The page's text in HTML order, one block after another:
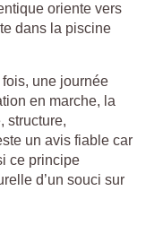
oriente vers
dans la piscine
une journée
en marche, la
structure,
un avis fiable car
ce principe
d’un souci sur